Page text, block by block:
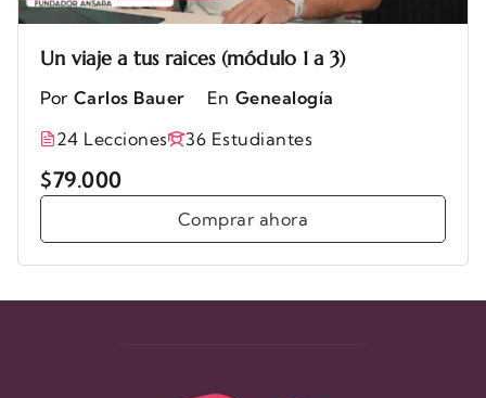
Un viaje a tus raices (módulo 1 a 3)
Por Carlos Bauer En Genealogía
24 Lecciones
36 Estudiantes
$79.000
Comprar ahora